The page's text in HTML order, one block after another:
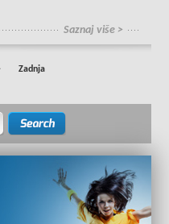
Saznaj više >
Zadnja